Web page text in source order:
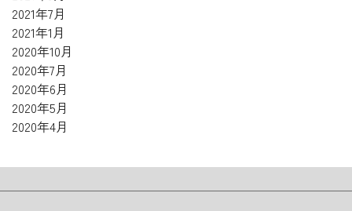
2021年7月
2021年1月
2020年10月
2020年7月
2020年6月
2020年5月
2020年4月